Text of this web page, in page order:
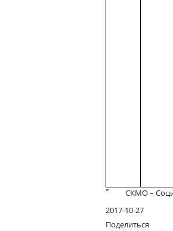
* СКМО –
2017-10-27
Поделиться